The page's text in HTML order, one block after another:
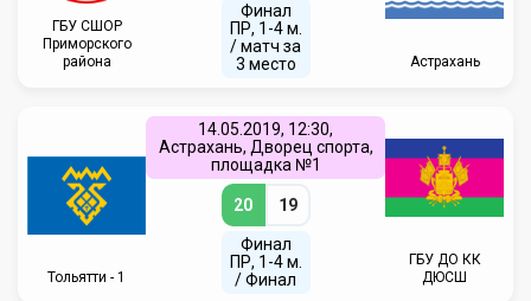
ГБУ СШОР
Приморского
района
Финал
ПР, 1-4 м.
/ матч за
3 место
Астрахань
Тольятти - 1
14.05.2019, 12:30,
Астрахань, Дворец спорта,
площадка №1
20 19
Финал
ПР, 1-4 м.
/ Финал
ГБУ ДО КК
ДЮСШ